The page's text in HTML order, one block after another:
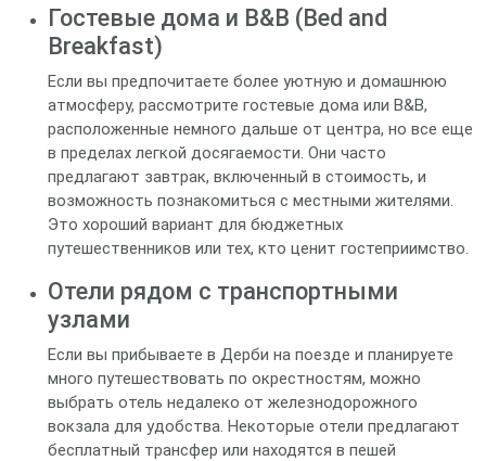
Гостевые дома и B&B (Bed and
Breakfast)
Если вы предпочитаете более уютную и домашнюю
атмосферу, рассмотрите гостевые дома или B&B,
расположенные немного дальше от центра, но все еще
в пределах легкой досягаемости. Они часто
предлагают завтрак, включенный в стоимость, и
возможность познакомиться с местными жителями.
Это хороший вариант для бюджетных
путешественников или тех, кто ценит гостеприимство.
Отели рядом с транспортными
узлами
Если вы прибываете в Дерби на поезде и планируете
много путешествовать по окрестностям, можно
выбрать отель недалеко от железнодорожного
вокзала для удобства. Некоторые отели предлагают
бесплатный трансфер или находятся в пешей